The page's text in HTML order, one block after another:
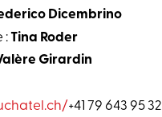
Dicembrino
:Tina Roder
Girardin
/+41 79 643 95 32